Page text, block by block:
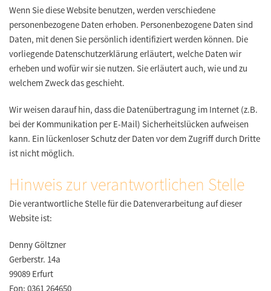
Wenn Sie diese Website benutzen, werden verschiedene
personenbezogene Daten erhoben. Personenbezogene Daten sind
Daten, mit denen Sie persönlich identifiziert werden können. Die
vorliegende Datenschutzerklärung erläutert, welche Daten wir
erheben und wofür wir sie nutzen. Sie erläutert auch, wie und zu
welchem Zweck das geschieht.
Wir weisen darauf hin, dass die Datenübertragung im Internet (z.B.
bei der Kommunikation per E-Mail) Sicherheitslücken aufweisen
kann. Ein lückenloser Schutz der Daten vor dem Zugriff durch Dritte
ist nicht möglich.
Hinweis zur verantwortlichen Stelle
Die verantwortliche Stelle für die Datenverarbeitung auf dieser
Website ist:
Denny Göltzner
Gerberstr. 14a
99089 Erfurt
Fon: 0361 264650